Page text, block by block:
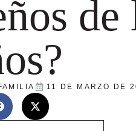
de
11 DE MARZO DE